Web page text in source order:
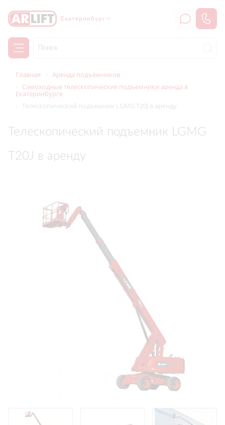
Екатеринбург
Главная
Аренда подъёмников
Самоходные телескопические подъемники аренда в
Екатеринбурге
Телескопический подъемник LGMG T20J в аренду
Телескопический подъемник LGMG
T20J в аренду